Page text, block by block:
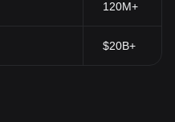
120M+
$20B+